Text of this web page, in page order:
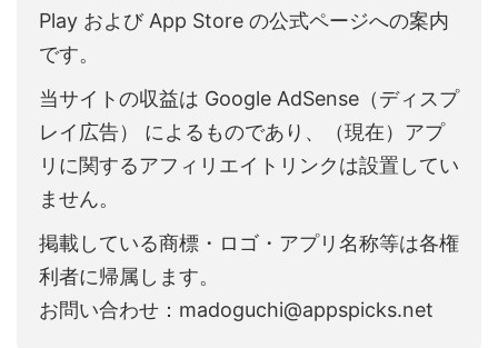
Play および App Store の公式ページへの案内
です。
当サイトの収益は Google AdSense（ディスプ
レイ広告） によるものであり、（現在）アプ
リに関するアフィリエイトリンクは設置してい
ません。
掲載している商標・ロゴ・アプリ名称等は各権
利者に帰属します。
お問い合わせ：madoguchi@appspicks.net